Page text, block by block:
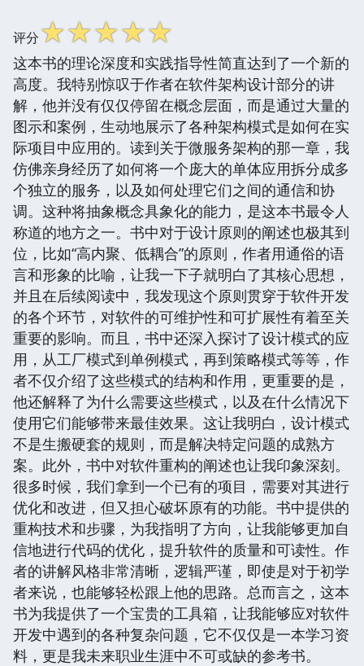
评分☆☆☆☆☆
这本书的理论深度和实践指导性简直达到了一个新的
高度。我特别惊叹于作者在软件架构设计部分的讲
解，他并没有仅仅停留在概念层面，而是通过大量的
图示和案例，生动地展示了各种架构模式是如何在实
际项目中应用的。读到关于微服务架构的那一章，我
仿佛亲身经历了如何将一个庞大的单体应用拆分成多
个独立的服务，以及如何处理它们之间的通信和协
调。这种将抽象概念具象化的能力，是这本书最令人
称道的地方之一。书中对于设计原则的阐述也极其到
位，比如“高内聚、低耦合”的原则，作者用通俗的语
言和形象的比喻，让我一下子就明白了其核心思想，
并且在后续阅读中，我发现这个原则贯穿于软件开发
的各个环节，对软件的可维护性和可扩展性有着至关
重要的影响。而且，书中还深入探讨了设计模式的应
用，从工厂模式到单例模式，再到策略模式等等，作
者不仅介绍了这些模式的结构和作用，更重要的是，
他还解释了为什么需要这些模式，以及在什么情况下
使用它们能够带来最佳效果。这让我明白，设计模式
不是生搬硬套的规则，而是解决特定问题的成熟方
案。此外，书中对软件重构的阐述也让我印象深刻。
很多时候，我们拿到一个已有的项目，需要对其进行
优化和改进，但又担心破坏原有的功能。书中提供的
重构技术和步骤，为我指明了方向，让我能够更加自
信地进行代码的优化，提升软件的质量和可读性。作
者的讲解风格非常清晰，逻辑严谨，即使是对于初学
者来说，也能够轻松跟上他的思路。总而言之，这本
书为我提供了一个宝贵的工具箱，让我能够应对软件
开发中遇到的各种复杂问题，它不仅仅是一本学习资
料，更是我未来职业生涯中不可或缺的参考书。